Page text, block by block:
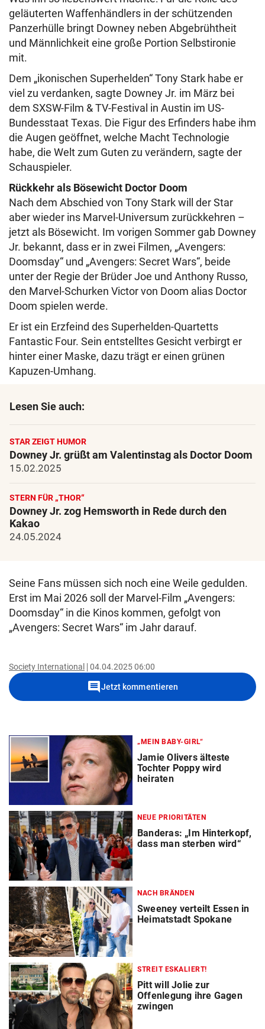
geläuterten Waffenhändlers in der schützenden
Panzerhülle bringt Downey neben Abgebrühtheit
und Männlichkeit eine große Portion Selbstironie
mit.
Dem „ikonischen Superhelden“ Tony Stark habe er
viel zu verdanken, sagte Downey Jr. im März bei
dem SXSW-Film & TV-Festival in Austin im US-
Bundesstaat Texas. Die Figur des Erfinders habe ihm
die Augen geöffnet, welche Macht Technologie
habe, die Welt zum Guten zu verändern, sagte der
Schauspieler.
Rückkehr als Bösewicht Doctor Doom
Nach dem Abschied von Tony Stark will der Star
aber wieder ins Marvel-Universum zurückkehren –
jetzt als Bösewicht. Im vorigen Sommer gab Downey
Jr. bekannt, dass er in zwei Filmen, „Avengers:
Doomsday“ und „Avengers: Secret Wars“, beide
unter der Regie der Brüder Joe und Anthony Russo,
den Marvel-Schurken Victor von Doom alias Doctor
Doom spielen werde.
Er ist ein Erzfeind des Superhelden-Quartetts
Fantastic Four. Sein entstelltes Gesicht verbirgt er
hinter einer Maske, dazu trägt er einen grünen
Kapuzen-Umhang.
Lesen Sie auch:
STAR ZEIGT HUMOR
Downey Jr. grüßt am Valentinstag als Doctor Doom
15.02.2025
STERN FÜR „THOR“
Downey Jr. zog Hemsworth in Rede durch den
Kakao
24.05.2024
Seine Fans müssen sich noch eine Weile gedulden.
Erst im Mai 2026 soll der Marvel-Film „Avengers:
Doomsday“ in die Kinos kommen, gefolgt von
„Avengers: Secret Wars“ im Jahr darauf.
Society International 04.04.2025 06:00
commentJetzt kommentieren
„MEIN BABY-GIRL“
Jamie Olivers älteste
Tochter Poppy wird
heiraten
NEUE PRIORITÄTEN
Banderas: „Im Hinterkopf,
dass man sterben wird“
NACH BRÄNDEN
Sweeney verteilt Essen in
Heimatstadt Spokane
STREIT ESKALIERT!
Pitt will Jolie zur
Offenlegung ihre Gagen
zwingen